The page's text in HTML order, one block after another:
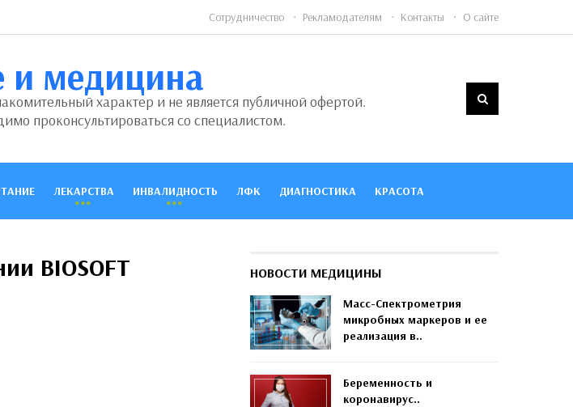
Сотрудничество Рекламодателям Контакты О сайте
и медицина
характер и не является публичной офертой.
проконсультироваться со специалистом.
ЛЕКАРСТВА ИНВАЛИДНОСТЬ ЛФК ДИАГНОСТИКА КРАСОТА
BIOSOFT НОВОСТИ МЕДИЦИНЫ
Масс-Спектрометрия
микробных маркеров и ее
реализация в..
Беременность и
коронавирус..